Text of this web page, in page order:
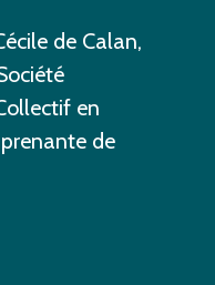
de Calan,
en
prenante de